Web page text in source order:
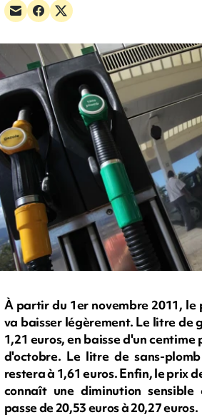
À partir du 1er novembre 2011,
va baisser légèrement. Le litre de
1,21 euros, en baisse d'un
d'octobre. Le litre de sans-
restera à 1,61 euros. Enfin, le prix
connaît une diminution
passe de 20,53 euros à 20,27 euros.